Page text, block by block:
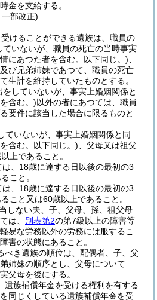
金を支給する。
部改正)
けることができる遺族は、職員の
いないが、職員の死亡の当時事実
にあつた者を含む。以下同じ。)
び兄弟姉妹であつて、職員の死亡
生計を維持していたものとする。
していないが、事実上婚姻関係と
含む。)以外の者にあつては、職員
要件に該当した場合に限るものと
ていないが、事実上婚姻関係と同
含む。以下同じ。) 、父母又は祖父
上であること。
、18歳に達する日以後の最初の3
こと。
は、18歳に達する日以後の最初の3
こと又は60歳以上であること。
しない夫、子、父母、孫、祖父母
は、 別表第2の第7級以上の障害等
易な労務以外の労務には服するこ
害の状態にあること。
べき遺族の順位は、配偶者、子、父
姉妹の順序とし、父母について
父母を後にする。
遺族補償年金を受ける権利を有する
同じくしている遺族補償年金を受